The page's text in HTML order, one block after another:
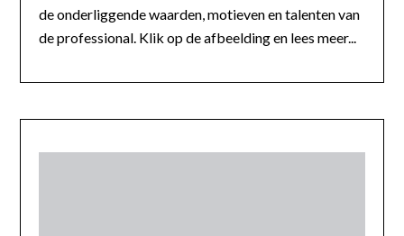
de onderliggende waarden, motieven en talenten van
de professional. Klik op de afbeelding en lees meer...